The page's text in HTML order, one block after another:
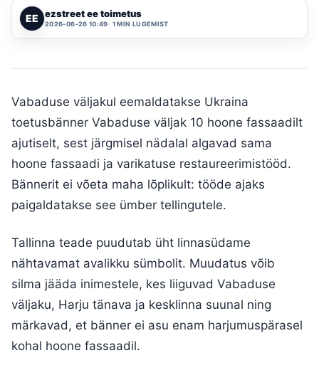
EE ezstreet ee toimetus
2026-06-26 10:49 1 MIN LUGEMIST
Vabaduse väljakul eemaldatakse Ukraina
toetusbänner Vabaduse väljak 10 hoone fassaadilt
ajutiselt, sest järgmisel nädalal algavad sama
hoone fassaadi ja varikatuse restaureerimistööd.
Bännerit ei võeta maha lõplikult: tööde ajaks
paigaldatakse see ümber tellingutele.
Tallinna teade puudutab üht linnasüdame
nähtavamat avalikku sümbolit. Muudatus võib
silma jääda inimestele, kes liiguvad Vabaduse
väljaku, Harju tänava ja kesklinna suunal ning
märkavad, et bänner ei asu enam harjumuspärasel
kohal hoone fassaadil.